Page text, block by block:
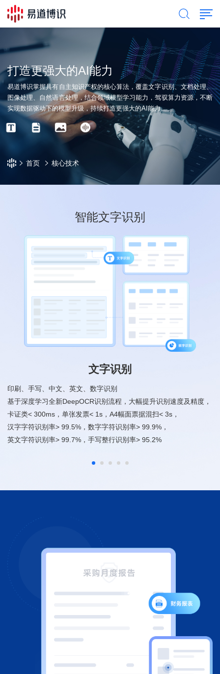
打造更强大的AI能力
易道博识掌握具有自主知识产权的核心算法，覆盖文字识别、文档处理、
图像处理、自然语言处理，结合领域模型学习能力，驾驭算力资源，不断
实现数据驱动下的模型升级，持续打造更强大的AI能力。
首页 核心技术
智能文字识别
文字识别
印刷、手写、中文、英文、数字识别
基于深度学习全新DeepOCR识别流程，大幅提升识别速度及精度，
卡证类< 300ms，单张发票< 1s，A4幅面票据混扫< 3s，
汉字字符识别率> 99.5%，数字字符识别率> 99.9%，
英文字符识别率> 99.7%，手写整行识别率> 95.2%